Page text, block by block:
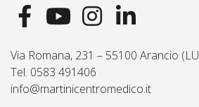
Via Romana, 231 – 55100 Arancio
Tel. 0583 491406
info@martinicentromedico.it